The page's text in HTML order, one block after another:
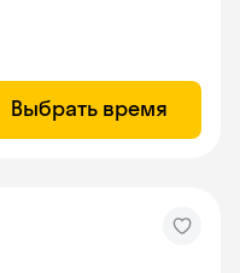
Выбрать время